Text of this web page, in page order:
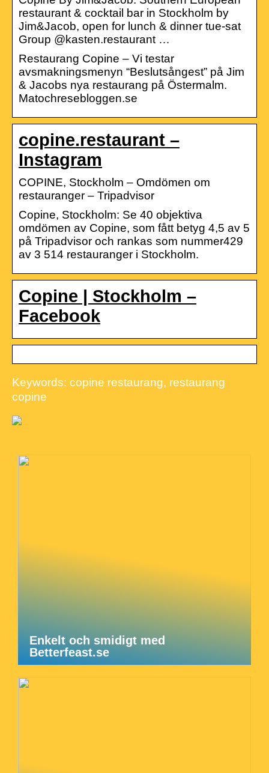
restaurant & cocktail bar in Stockholm by
Jim&Jacob, open for lunch & dinner tue-sat
Group @kasten.restaurant …
Restaurang Copine – Vi testar
avsmakningsmenyn “Beslutsångest” på Jim
& Jacobs nya restaurang på Östermalm.
Matochresebloggen.se
copine.restaurant –
Instagram
COPINE, Stockholm – Omdömen om
restauranger – Tripadvisor
Copine, Stockholm: Se 40 objektiva
omdömen av Copine, som fått betyg 4,5 av 5
på Tripadvisor och rankas som nummer429
av 3 514 restauranger i Stockholm.
Copine | Stockholm –
Facebook
Keywords: copine restaurang, restaurang
copine
Enkelt och smidigt med
Betterfeast.se